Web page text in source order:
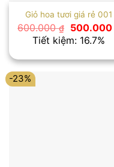
Giỏ hoa tươi giá rẻ 001
600.000₫
Giá
gốc
là:
500.000
Tiết kiệm: 16.7%
-23%